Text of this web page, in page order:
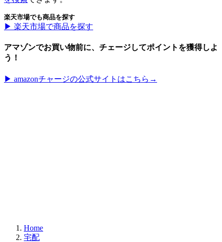
楽天市場でも商品を探す
▶︎ 楽天市場で商品を探す
アマゾンでお買い物前に、チェージしてポイントを獲得しよ
う！
▶︎ amazonチャージの公式サイトはこちら→
Home
宅配